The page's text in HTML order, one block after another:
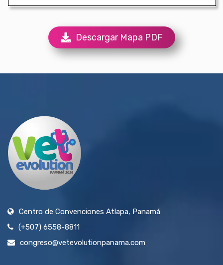
Descargar Mapa PDF
Centro de Convenciones Atlapa, Panamá
(+507) 6558-8811
congreso@vetevolutionpanama.com